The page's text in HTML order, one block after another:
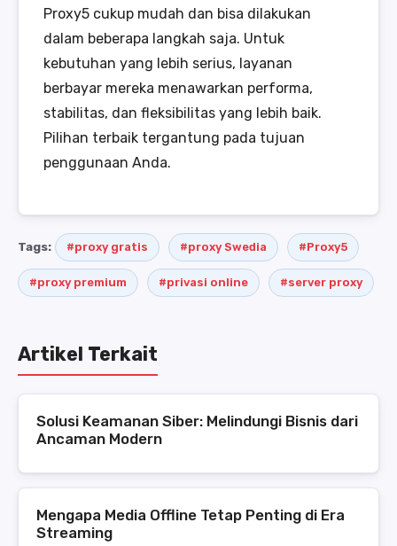
Proxy5 cukup mudah dan bisa dilakukan
dalam beberapa langkah saja. Untuk
kebutuhan yang lebih serius, layanan
berbayar mereka menawarkan performa,
stabilitas, dan fleksibilitas yang lebih baik.
Pilihan terbaik tergantung pada tujuan
penggunaan Anda.
Tags: #proxy gratis #proxy Swedia #Proxy5
#proxy premium #privasi online #server proxy
Artikel Terkait
Solusi Keamanan Siber: Melindungi Bisnis dari
Ancaman Modern
Mengapa Media Offline Tetap Penting di Era
Streaming